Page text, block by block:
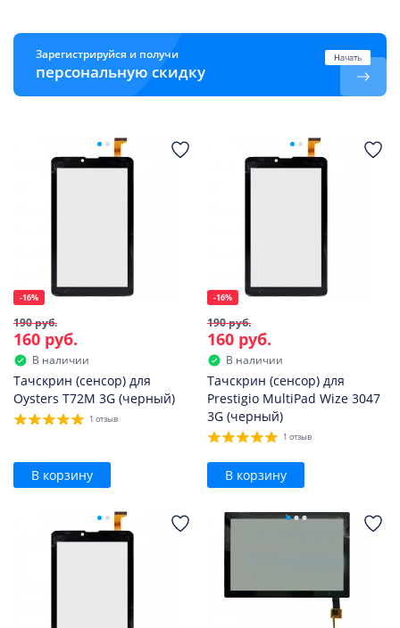
Зарегистрируйся и получи
персональную скидку
Начать
-16%
190 руб.
160 руб.
В наличии
Тачскрин (сенсор) для
Oysters T72M 3G (черный)
1 отзыв
В корзину
-16%
190 руб.
160 руб.
В наличии
Тачскрин (сенсор) для
Prestigio MultiPad Wize 3047
3G (черный)
1 отзыв
В корзину